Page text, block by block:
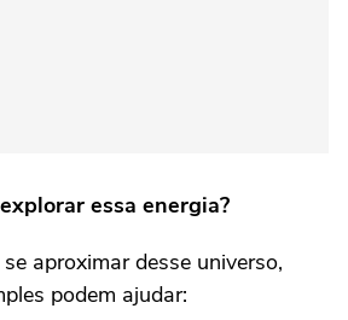
essa energia?
aproximar desse universo,
podem ajudar: